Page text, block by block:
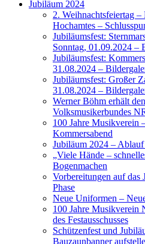
Jubiläum 2024
2. Weihnachtsfeiertag
Hochamtes –
Jubiläumsfest:
Sonntag, 01.09.2024 –
Jubiläumsfest:
31.08.2024 –
Jubiläumsfest: Großer
31.08.2024 –
Werner Böhm erhält
Volksmusikerbundes
100 Jahre Musikverein
Kommersabend
Jubiläum 2024 –
„Viele Hände –
Bogenmachen
Vorbereitungen auf das
Phase
Neue Uniformen –
100 Jahre Musikverein
des Festausschusses
Schützenfest und
Bauzaunbanner